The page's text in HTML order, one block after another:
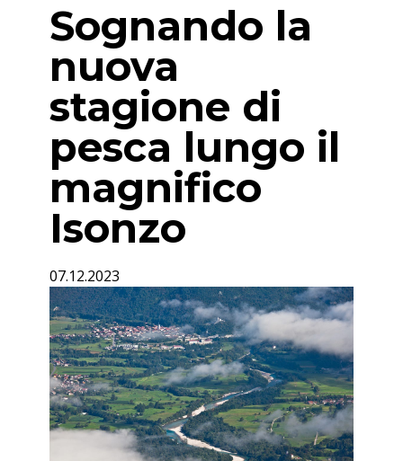
Sognando la
nuova
stagione di
pesca lungo il
magnifico
Isonzo
07.12.2023